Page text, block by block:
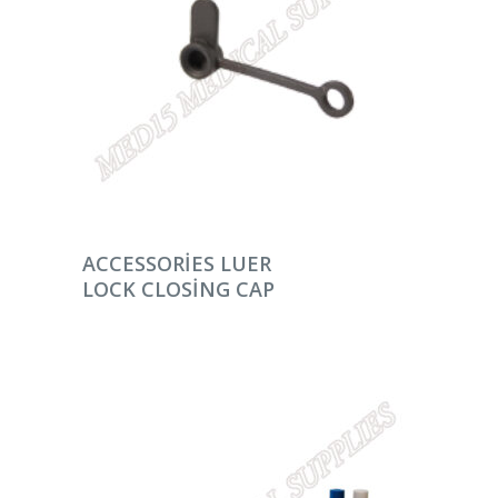
DEVAMINI OKU
ACCESSORIES LUER
LOCK CLOSING CAP